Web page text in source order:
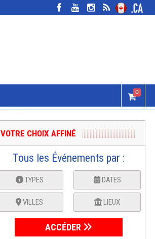
0
VOTRE CHOIX AFFINÉ
Tous les Événements par :
TYPES DATES
VILLES LIEUX
ACCÉDER